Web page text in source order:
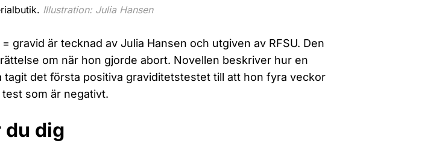
Illustration: Julia Hansen
gravid är tecknad av Julia Hansen och utgiven av RFSU. Den
om när hon gjorde abort. Novellen beskriver hur en
tagit det första positiva graviditetstestet till att hon fyra veckor
som är negativt.
du dig